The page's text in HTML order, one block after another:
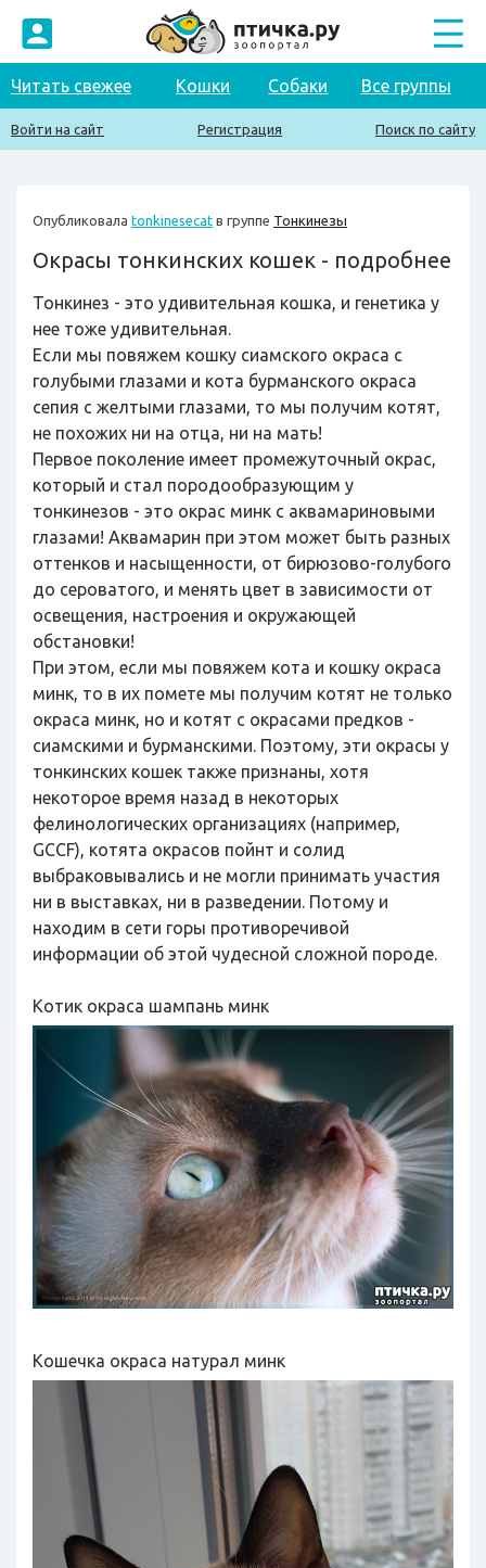
Читать свежее Кошки Собаки Все группы
Войти на сайт Регистрация Поиск по сайту
Опубликовала tonkinesecat в группе Тонкинезы
Окрасы тонкинских кошек - подробнее
Тонкинез - это удивительная кошка, и генетика у
нее тоже удивительная.
Если мы повяжем кошку сиамского окраса с
голубыми глазами и кота бурманского окраса
сепия с желтыми глазами, то мы получим котят,
не похожих ни на отца, ни на мать!
Первое поколение имеет промежуточный окрас,
который и стал породообразующим у
тонкинезов - это окрас минк с аквамариновыми
глазами! Аквамарин при этом может быть разных
оттенков и насыщенности, от бирюзово-голубого
до сероватого, и менять цвет в зависимости от
освещения, настроения и окружающей
обстановки!
При этом, если мы повяжем кота и кошку окраса
минк, то в их помете мы получим котят не только
окраса минк, но и котят с окрасами предков -
сиамскими и бурманскими. Поэтому, эти окрасы у
тонкинских кошек также признаны, хотя
некоторое время назад в некоторых
фелинологических организациях (например,
GCCF), котята окрасов пойнт и солид
выбраковывались и не могли принимать участия
ни в выставках, ни в разведении. Потому и
находим в сети горы противоречивой
информации об этой чудесной сложной породе.
Котик окраса шампань минк
Кошечка окраса натурал минк